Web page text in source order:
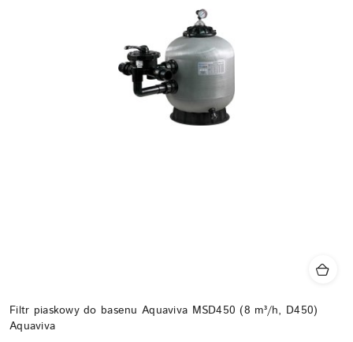
Filtr piaskowy do basenu Aquaviva MSD450 (8 m³/h, D450)
Aquaviva